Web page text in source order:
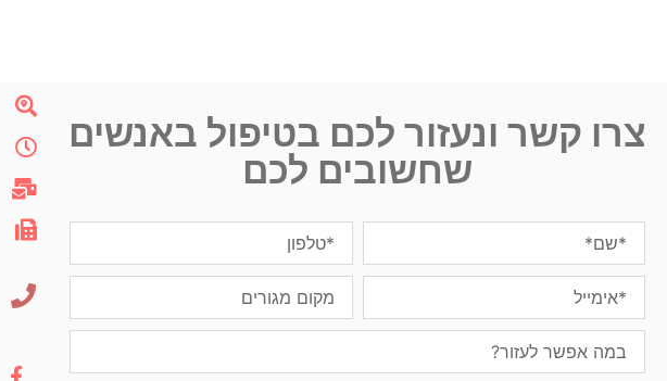
צרו קשר ונעזור לכם בטיפול באנשים
שחשובים לכם